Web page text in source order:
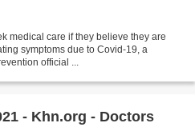
medical care if they believe they are
symptoms due to Covid-19, a
official ...
- Khn.org - Doctors